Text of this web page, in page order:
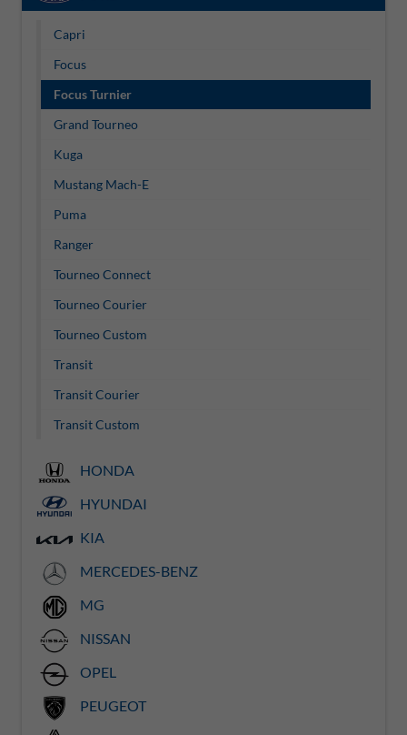
Capri
Focus
Focus Turnier
Grand Tourneo
Kuga
Mustang Mach-E
Puma
Ranger
Tourneo Connect
Tourneo Courier
Tourneo Custom
Transit
Transit Courier
Transit Custom
HONDA
HYUNDAI
KIA
MERCEDES-BENZ
MG
NISSAN
OPEL
PEUGEOT